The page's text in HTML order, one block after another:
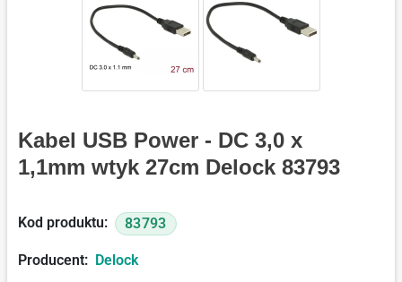
Kabel USB Power - DC 3,0 x
1,1mm wtyk 27cm Delock 83793
Kod produktu: 83793
Producent: Delock